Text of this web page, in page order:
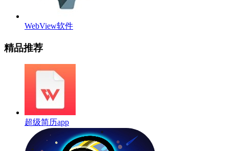
WebView软件
精品推荐
超级简历app